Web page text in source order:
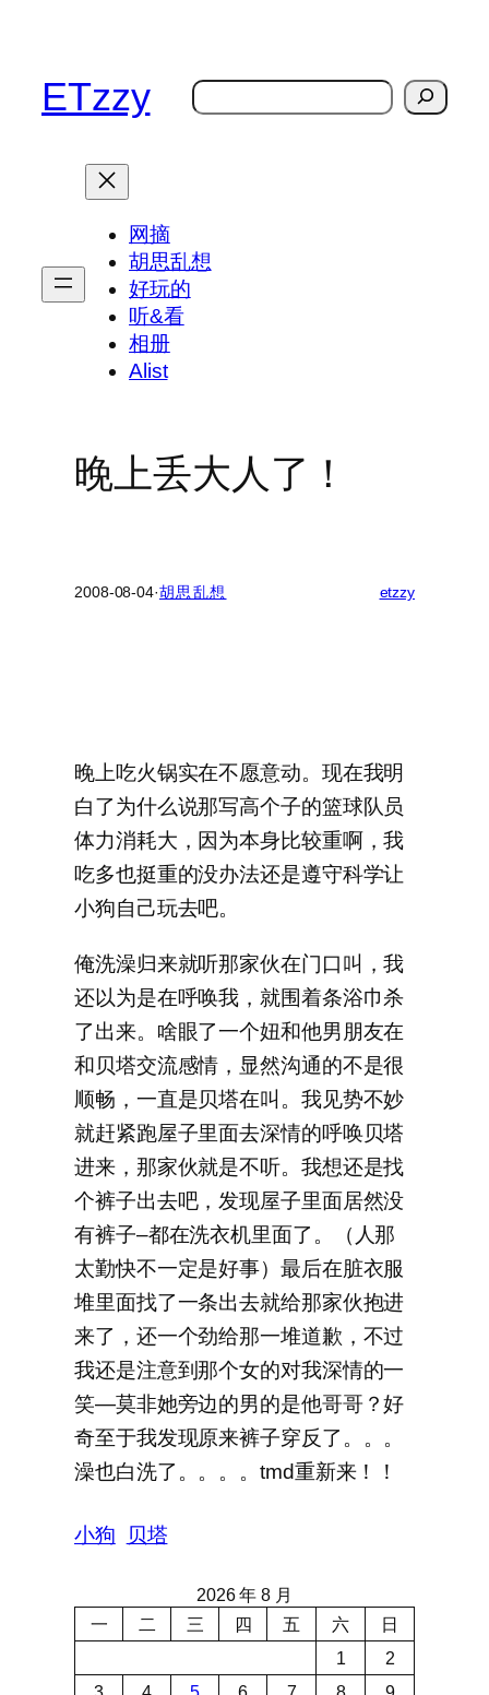
ETzzy
搜
网摘
胡思乱想
好玩的
听&看
相册
Alist
晚上丢大人了！
2008-08-04·胡思乱想 etzzy
晚上吃火锅实在不愿意动。现在我明
白了为什么说那写高个子的篮球队员
体力消耗大，因为本身比较重啊，我
吃多也挺重的没办法还是遵守科学让
小狗自己玩去吧。
俺洗澡归来就听那家伙在门口叫，我
还以为是在呼唤我，就围着条浴巾杀
了出来。啥眼了一个妞和他男朋友在
和贝塔交流感情，显然沟通的不是很
顺畅，一直是贝塔在叫。我见势不妙
就赶紧跑屋子里面去深情的呼唤贝塔
进来，那家伙就是不听。我想还是找
个裤子出去吧，发现屋子里面居然没
有裤子–都在洗衣机里面了。（人那
太勤快不一定是好事）最后在脏衣服
堆里面找了一条出去就给那家伙抱进
来了，还一个劲给那一堆道歉，不过
我还是注意到那个女的对我深情的一
笑—莫非她旁边的男的是他哥哥？好
奇至于我发现原来裤子穿反了。。。
澡也白洗了。。。。tmd重新来！！
小狗 贝塔
2026 年 8 月
一
二 三 四 五 六
日
1
2